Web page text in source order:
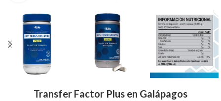
Transfer Factor Plus en Galápagos